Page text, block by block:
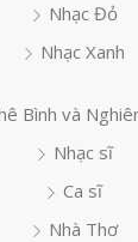
Nhạc Đỏ
Nhạc Xanh
Bình và
Nhạc sĩ
Ca sĩ
Nhà Thơ